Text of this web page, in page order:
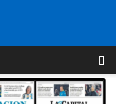
FM
GOLD